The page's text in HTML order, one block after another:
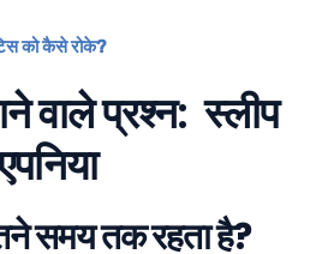
को कैसे रोके?
वाले प्रश्न: स्लीप
समय तक रहता है?